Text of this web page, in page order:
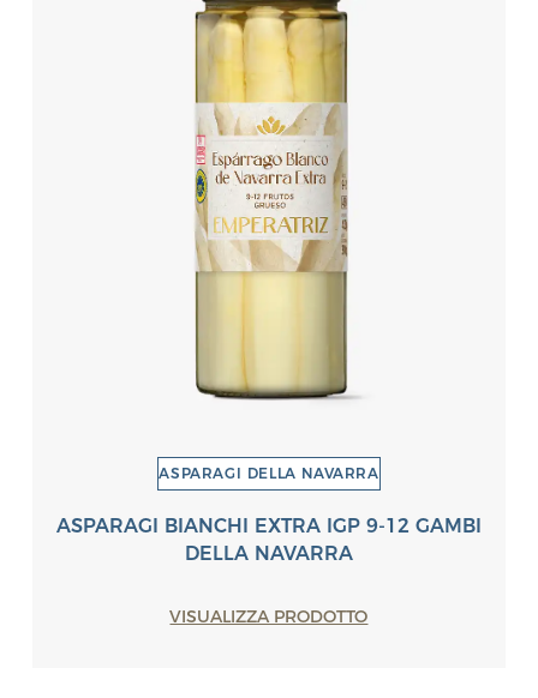
ASPARAGI DELLA NAVARRA
ASPARAGI BIANCHI EXTRA IGP 9-12 GAMBI
DELLA NAVARRA
VISUALIZZA PRODOTTO